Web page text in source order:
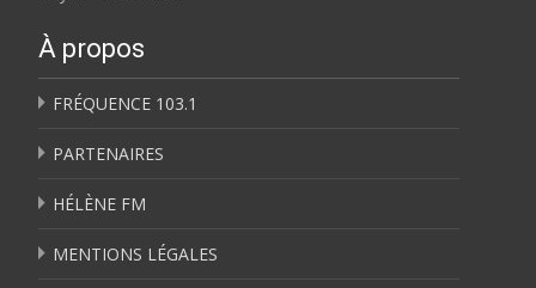
À propos
FRÉQUENCE 103.1
PARTENAIRES
HÉLÈNE FM
MENTIONS LÉGALES